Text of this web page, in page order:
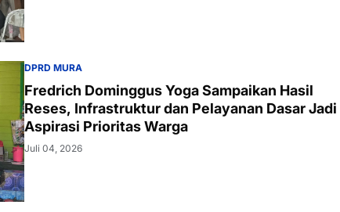
DPRD MURA
Fredrich Dominggus Yoga Sampaikan Hasil
Reses, Infrastruktur dan Pelayanan Dasar Jadi
Aspirasi Prioritas Warga
Juli 04, 2026